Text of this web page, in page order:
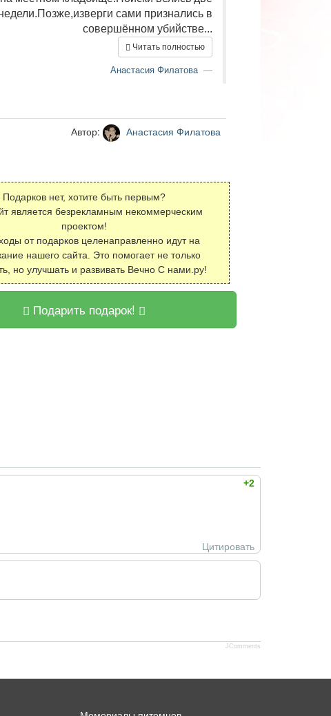
сами признались в
совершённом убийстве...
Читать полностью
Анастасия Филатова
Автор: Анастасия Филатова
Подарков нет, хотите быть первым?
является безрекламным некоммерческим
проектом!
от подарков целенаправленно идут на
нашего сайта. Это помогает не только
но улучшать и развивать Вечно С нами.ру!
Подарить подарок!
+2
Цитировать
JComments